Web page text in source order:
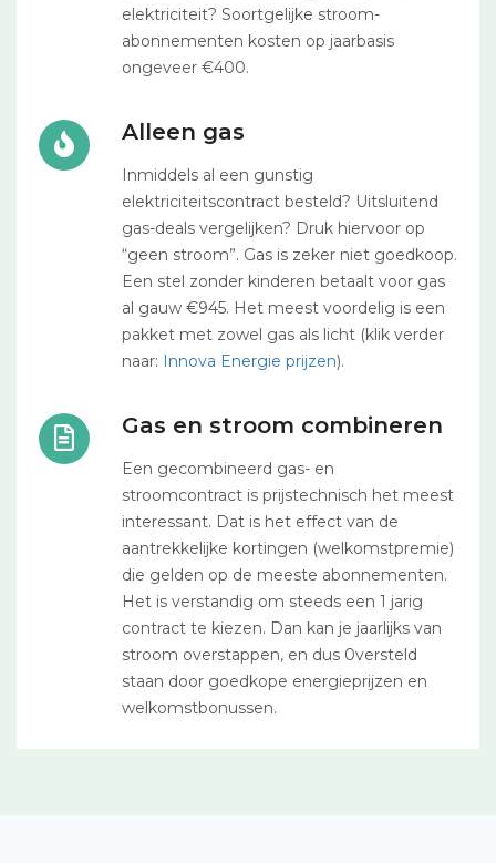
elektriciteit? Soortgelijke stroom-
abonnementen kosten op jaarbasis
ongeveer €400.
Alleen gas
Inmiddels al een gunstig
elektriciteitscontract besteld? Uitsluitend
gas-deals vergelijken? Druk hiervoor op
“geen stroom”. Gas is zeker niet goedkoop.
Een stel zonder kinderen betaalt voor gas
al gauw €945. Het meest voordelig is een
pakket met zowel gas als licht (klik verder
naar: Innova Energie prijzen).
Gas en stroom combineren
Een gecombineerd gas- en
stroomcontract is prijstechnisch het meest
interessant. Dat is het effect van de
aantrekkelijke kortingen (welkomstpremie)
die gelden op de meeste abonnementen.
Het is verstandig om steeds een 1 jarig
contract te kiezen. Dan kan je jaarlijks van
stroom overstappen, en dus 0versteld
staan door goedkope energieprijzen en
welkomstbonussen.